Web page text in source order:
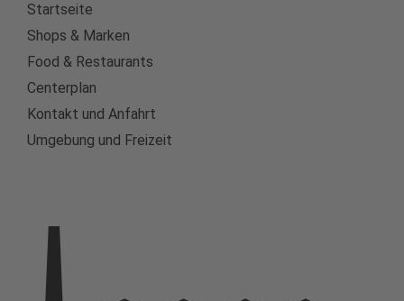
Startseite
Shops & Marken
Food & Restaurants
Centerplan
Kontakt und Anfahrt
Umgebung und Freizeit